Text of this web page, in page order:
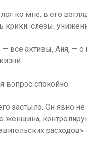
ко мне, в его
крики, слёзы,
— все активы, Аня, —
вопрос спокойно.
застыло. Он явно
женщина,